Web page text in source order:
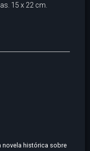
15 x 22 cm.
novela histórica sobre